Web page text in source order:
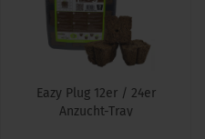
Eazy Plug 12er / 24er
Anzucht-Tray